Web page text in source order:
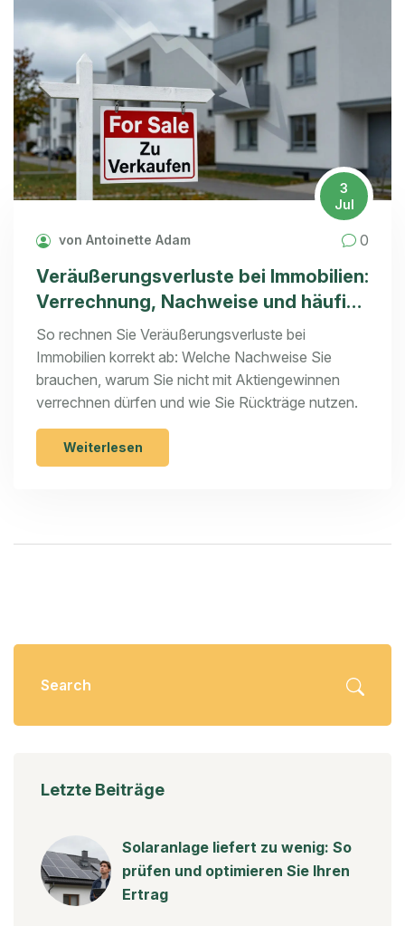
3
Jul
von Antoinette Adam 0
Veräußerungsverluste bei Immobilien:
Verrechnung, Nachweise und häufige
Fehler
So rechnen Sie Veräußerungsverluste bei
Immobilien korrekt ab: Welche Nachweise Sie
brauchen, warum Sie nicht mit Aktiengewinnen
verrechnen dürfen und wie Sie Rückträge nutzen.
Weiterlesen
Letzte Beiträge
Solaranlage liefert zu wenig: So
prüfen und optimieren Sie Ihren
Ertrag